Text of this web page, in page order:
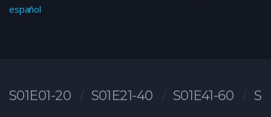
español
S01E01-20 S01E21-40 S01E41-60